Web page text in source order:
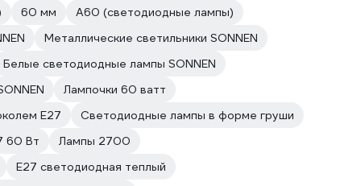
60 мм
A60 (светодиодные лампы)
Металлические светильники SONNEN
Белые светодиодные лампы SONNEN
Лампочки 60 ватт
E27
Светодиодные лампы в форме груши
60 Вт
Лампы 2700
E27 светодиодная теплый